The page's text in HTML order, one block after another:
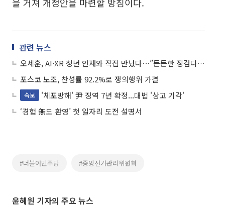
관련 뉴스
오세훈, AI·XR 청년 인재와 직접 만났다⋯”든든한 징검다리 역할 하겠다”
포스코 노조, 찬성률 92.2%로 쟁의행위 가결
속보
'체포방해' 尹 징역 7년 확정...대법 '상고 기각'
‘경험 無도 환영’ 첫 일자리 도전 설명서
#더불어민주당 #중앙선거관리위원회
윤혜원 기자의 주요 뉴스